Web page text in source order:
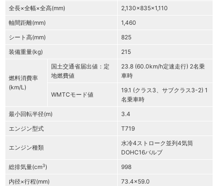
全長×全幅×全高(mm)
2,130×835×1,110
軸間距離(mm)
1,460
シート高(mm)
825
装備重量(kg)
215
燃料消費率
(km/L)
国土交通省届出値：定
地燃費値
23.8 (60.0km/h定速走行) 2名乗
車時
WMTCモード値
19.1 (クラス3、サブクラス3-2) 1
名乗車時
最小回転半径(m)
3.4
エンジン型式
T719
エンジン種類
水冷4ストローク並列4気筒
DOHC16バルブ
総排気量(cm3)
998
内径×行程(mm)
73.4×59.0